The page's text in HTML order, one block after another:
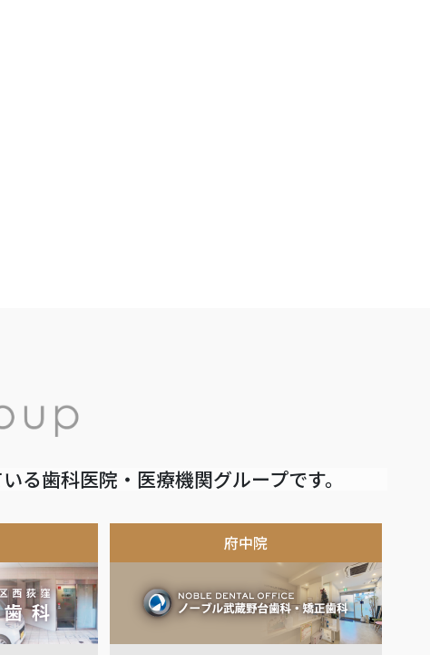
る歯科医院・医療機関グループです。
府中院